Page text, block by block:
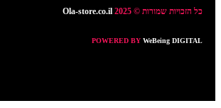
כל הזכויות שמורות © 2025 Ola-store.co.il
POWERED BY WeBeing DIGITAL